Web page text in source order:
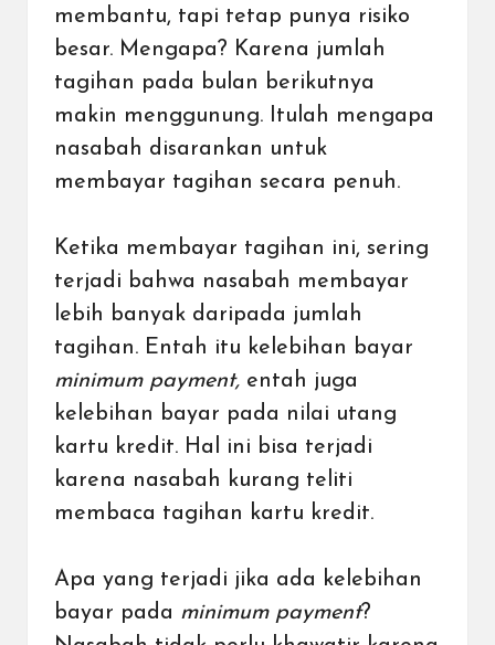
membantu, tapi tetap punya risiko
besar. Mengapa? Karena jumlah
tagihan pada bulan berikutnya
makin menggunung. Itulah mengapa
nasabah disarankan untuk
membayar tagihan secara penuh.
Ketika membayar tagihan ini, sering
terjadi bahwa nasabah membayar
lebih banyak daripada jumlah
tagihan. Entah itu kelebihan bayar
minimum payment, entah juga
kelebihan bayar pada nilai utang
kartu kredit. Hal ini bisa terjadi
karena nasabah kurang teliti
membaca tagihan kartu kredit.
Apa yang terjadi jika ada kelebihan
bayar pada minimum payment?